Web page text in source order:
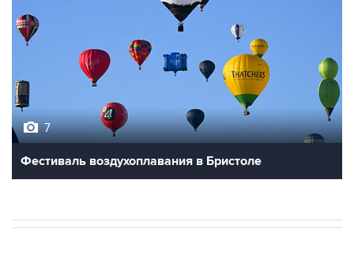
7
Фестиваль воздухоплавания в Бристоле